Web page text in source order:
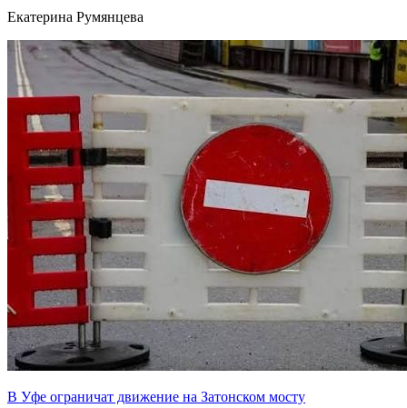
Екатерина Румянцева
В Уфе ограничат движение на Затонском мосту